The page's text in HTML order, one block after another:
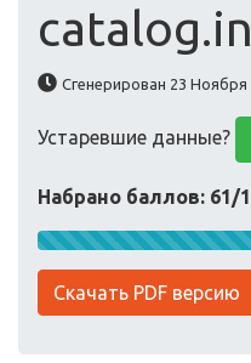
Сгенерирован 23 Ноября
Устаревшие данные?
Набрано баллов: 61/
Скачать PDF версию